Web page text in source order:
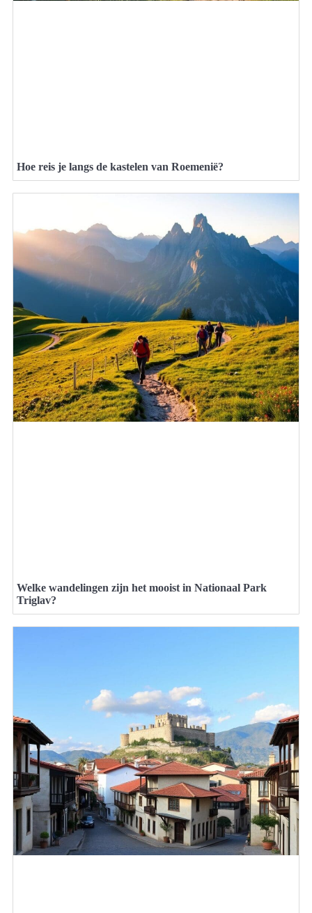
Hoe reis je langs de kastelen van Roemenië?
Welke wandelingen zijn het mooist in Nationaal Park
Triglav?